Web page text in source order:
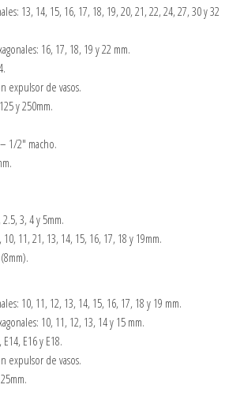
13, 14, 15, 16, 17, 18, 19, 20, 21, 22, 24, 27, 30 y 32
16, 17, 18, 19 y 22 mm.
expulsor de vasos.
y 250mm.
1/2″ macho.
3, 4 y 5mm.
11, 21, 13, 14, 15, 16, 17, 18 y 19mm.
10, 11, 12, 13, 14, 15, 16, 17, 18 y 19 mm.
10, 11, 12, 13, 14 y 15 mm.
E16 y E18.
expulsor de vasos.